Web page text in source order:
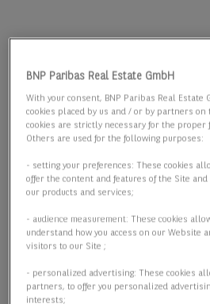
BNP Paribas Real Estate GmbH
With your consent, BNP Paribas Real Estate
cookies placed by us and / or by partners on
cookies are strictly necessary for the proper
Others are used for the following purposes:
- setting your preferences: These cookies
offer the content and features of the Site
our products and services;
- audience measurement: These cookies
understand how you access on our Website
visitors to our Site ;
- personalized advertising: These cookies
partners, to offer you personalized
interests;